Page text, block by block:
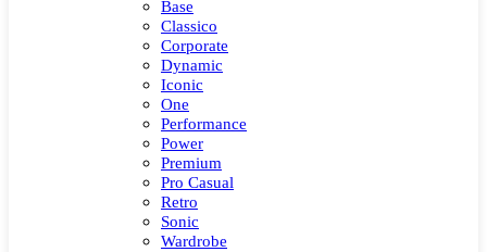
Base
Classico
Corporate
Dynamic
Iconic
One
Performance
Power
Premium
Pro Casual
Retro
Sonic
Wardrobe